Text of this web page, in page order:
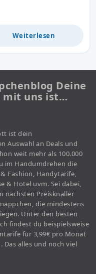
Weiterlesen
Deine
mit uns ist…
ist dein
Auswahl an Deals und
weit mehr als 100.000
im Handumdrehen die
Fashion, Handytarife,
& Hotel uvm. Sei dabei,
nächsten Preisknaller
die mindestens
Unter den besten
findest du beispielsweise
für 3,99€ pro Monat
Das alles und noch viel